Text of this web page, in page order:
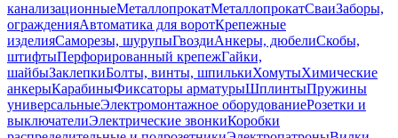
канализационныеМеталлопрокатМеталлопрокатСваиЗаборы,
огражденияАвтоматика для воротКрепежные
изделияСаморезы, шурупыГвоздиАнкеры, дюбелиСкобы,
штифтыПерфорированный крепежГайки,
шайбыЗаклепкиБолты, винты, шпилькиХомутыХимические
анкерыКарабиныФиксаторы арматурыШплинтыПружины
универсальныеЭлектромонтажное оборудованиеРозетки и
выключателиЭлектрические звонкиКоробки